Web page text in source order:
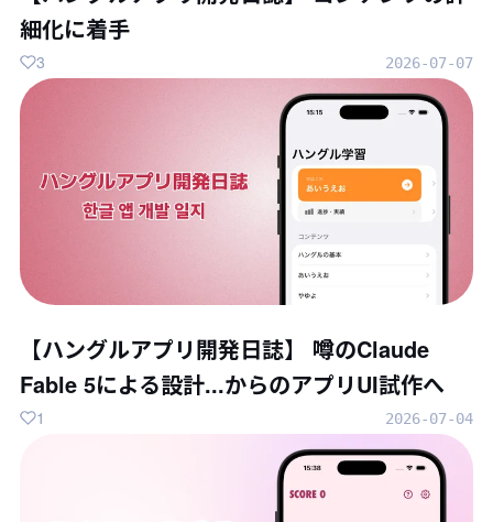
細化に着手
2026-07-07
3
【ハングルアプリ開発日誌】 噂のClaude
Fable 5による設計...からのアプリUI試作へ
2026-07-04
1